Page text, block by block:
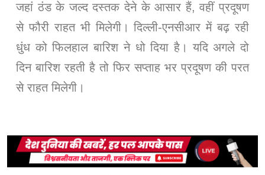
जहां ठंड के जल्द दस्तक देने के आसार हैं, वहीं प्रदूषण
से फौरी राहत भी मिलेगी। दिल्ली-एनसीआर में बढ़ रही
धुंध को फिलहाल बारिश ने धो दिया है। यदि अगले दो
दिन बारिश रहती है तो फिर सप्ताह भर प्रदूषण की परत
से राहत मिलेगी।